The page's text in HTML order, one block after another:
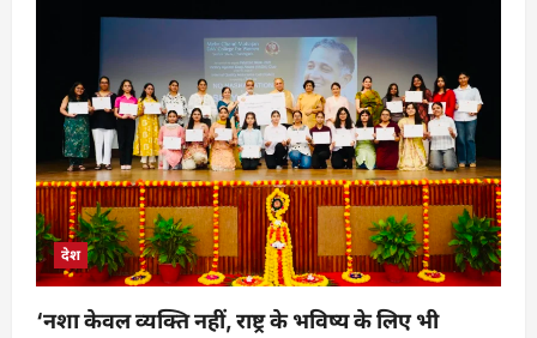
देश
‘नशा केवल व्यक्ति नहीं, राष्ट्र के भविष्य के लिए भी